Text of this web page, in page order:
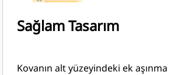
Sağlam Tasarım
Kovanın alt yüzeyindeki ek aşınma